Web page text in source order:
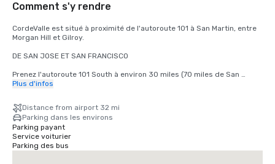
Comment s'y rendre
CordeValle est situé à proximité de l'autoroute 101 à San Martin, entre
Morgan Hill et Gilroy.
DE SAN JOSE ET SAN FRANCISCO
Prenez l'autoroute 101 South à environ 30 miles (70 miles de San
Francisco) jusqu'à la sortie San Martin Avenue. Prenez la sortie San
(Monterey Road). Tournez à gauche au feu sur Monterey Road. Tournez
à droite au feu suivant sur Highland Avenue. Suivez Highland à travers
Santa Teresa (panneau d'arrêt) en passant par notre porte de garde
pour rejoindre CordeValle.
DEPUIS LA PÉNINSULE DE MONTEREY
Plus d'infos
Distance from airport 32 mi
Parking dans les environs
Parking payant
Service voiturier
Parking des bus